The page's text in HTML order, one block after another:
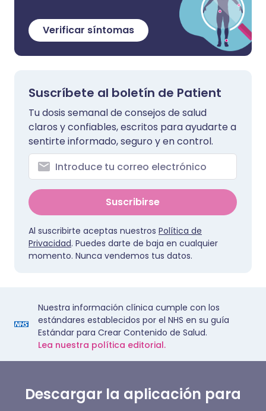
Verificar síntomas
Suscríbete al boletín de Patient
Tu dosis semanal de consejos de salud
claros y confiables, escritos para ayudarte a
sentirte informado, seguro y en control.
Suscribirse
Al suscribirte aceptas nuestros Política de
Privacidad. Puedes darte de baja en cualquier
momento. Nunca vendemos tus datos.
Nuestra información clínica cumple con los
estándares establecidos por el NHS en su guía
Estándar para Crear Contenido de Salud.
Lea nuestra política editorial.
Descargar la aplicación para